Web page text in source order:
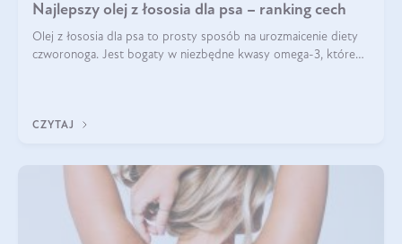
Najlepszy olej z łososia dla psa – ranking cech
Olej z łososia dla psa to prosty sposób na urozmaicenie diety
czworonoga. Jest bogaty w niezbędne kwasy omega-3, które
CZYTAJ